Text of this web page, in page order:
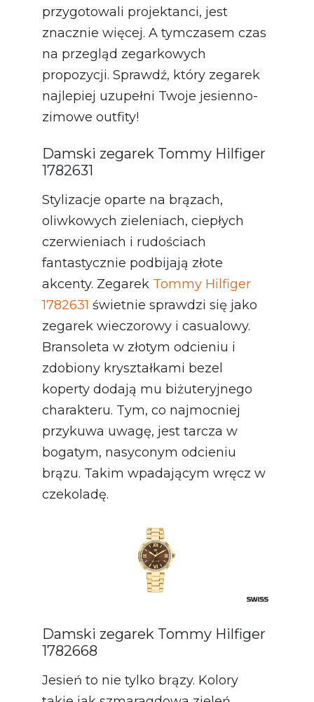
przygotowali projektanci, jest
znacznie więcej. A tymczasem czas
na przegląd zegarkowych
propozycji. Sprawdź, który zegarek
najlepiej uzupełni Twoje jesienno-
zimowe outfity!
Damski zegarek Tommy Hilfiger
1782631
Stylizacje oparte na brązach,
oliwkowych zieleniach, ciepłych
czerwieniach i rudościach
fantastycznie podbijają złote
akcenty. Zegarek Tommy Hilfiger
1782631 świetnie sprawdzi się jako
zegarek wieczorowy i casualowy.
Bransoleta w złotym odcieniu i
zdobiony kryształkami bezel
koperty dodają mu biżuteryjnego
charakteru. Tym, co najmocniej
przykuwa uwagę, jest tarcza w
bogatym, nasyconym odcieniu
brązu. Takim wpadającym wręcz w
czekoladę.
Damski zegarek Tommy Hilfiger
1782668
Jesień to nie tylko brązy. Kolory